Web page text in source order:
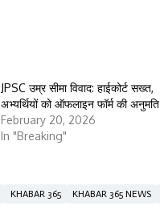
JPSC उम्र सीमा विवाद: हाईकोर्ट सख्त,
अभ्यर्थियों को ऑफलाइन फॉर्म की अनुमति
February 20, 2026
In "Breaking"
KHABAR 365 KHABAR 365 NEWS